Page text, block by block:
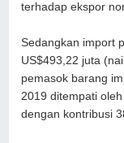
terhadap ekspor
Sedangkan import
US$493,22 juta
pemasok barang
2019 ditempati
dengan kontribusi